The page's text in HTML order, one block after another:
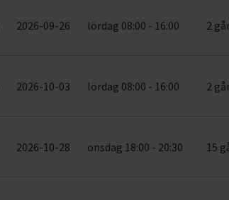
2026-09-26 lördag 08:00 - 16:00 2
2026-10-03 lördag 08:00 - 16:00 2
2026-10-28 onsdag 18:00 - 20:30 15